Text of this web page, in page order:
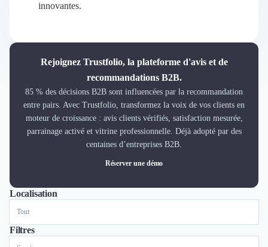
Tarifs
Demander une démo
Formation
Teambuilding
Qualité de Vie au Travail (QVT)
Portage Salarial
Responsabilité Sociétale des Entreprises (RSE)
Marketplace de freelance
innovantes.
Rejoignez Trustfolio, la plateforme d'avis et de
recommandations B2B.
85 % des décisions B2B sont influencées par la recommandation
entre pairs. Avec Trustfolio, transformez la voix de vos clients en
moteur de croissance : avis clients vérifiés, satisfaction mesurée,
parrainage activé et vitrine professionnelle. Déjà adopté par des
centaines d’entreprises B2B.
Réserver une démo
Localisation
ToutLyonParis
Filtres